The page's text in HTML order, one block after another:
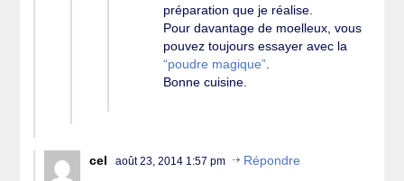
préparation que je réalise.
Pour davantage de moelleux, vous
pouvez toujours essayer avec la
“poudre magique”.
Bonne cuisine.
cel août 23, 2014 1:57 pm Répondre